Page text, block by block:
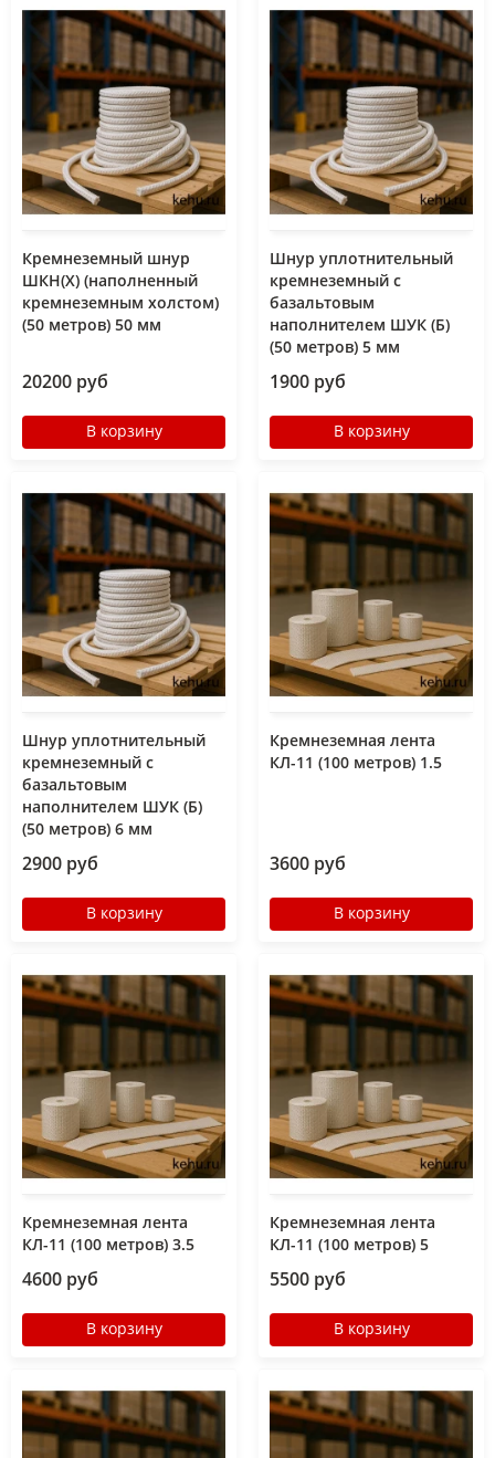
Кремнеземный шнур
ШКН(Х) (наполненный
кремнеземным холстом)
(50 метров) 50 мм
20200 руб
В корзину
Шнур уплотнительный
кремнеземный с
базальтовым
наполнителем ШУК (Б)
(50 метров) 5 мм
1900 руб
В корзину
Шнур уплотнительный
кремнеземный с
базальтовым
наполнителем ШУК (Б)
(50 метров) 6 мм
2900 руб
В корзину
Кремнеземная лента
КЛ-11 (100 метров) 1.5
3600 руб
В корзину
Кремнеземная лента
КЛ-11 (100 метров) 3.5
4600 руб
В корзину
Кремнеземная лента
КЛ-11 (100 метров) 5
5500 руб
В корзину